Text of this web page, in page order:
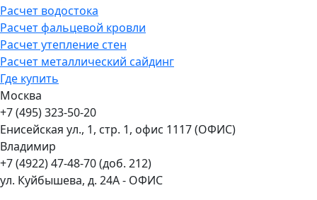
Расчет водостока
Расчет фальцевой кровли
Расчет утепление стен
Расчет металлический сайдинг
Где купить
Москва
+7 (495) 323-50-20
Енисейская ул., 1, стр. 1, офис 1117 (ОФИС)
Владимир
+7 (4922) 47-48-70 (доб. 212)
ул. Куйбышева, д. 24А - ОФИС